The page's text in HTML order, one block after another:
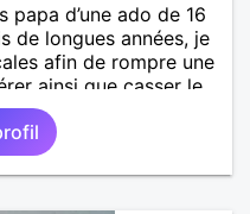
papa d’une ado de 16
de longues années, je
afin de rompre une
ainsi que casser le
extrêmement
se décliner en des
temps fera son
philosophe